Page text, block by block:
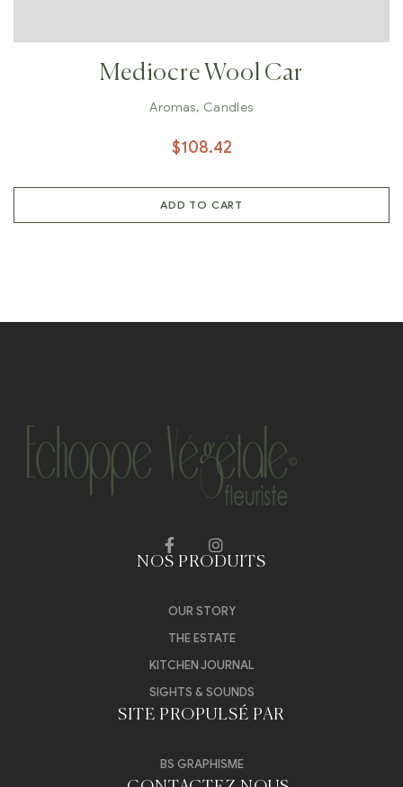
Mediocre Wool Car
Aromas, Candles
$108.42
ADD TO CART
NOS PRODUITS
OUR STORY
THE ESTATE
KITCHEN JOURNAL
SIGHTS & SOUNDS
SITE PROPULSÉ PAR
BS GRAPHISME